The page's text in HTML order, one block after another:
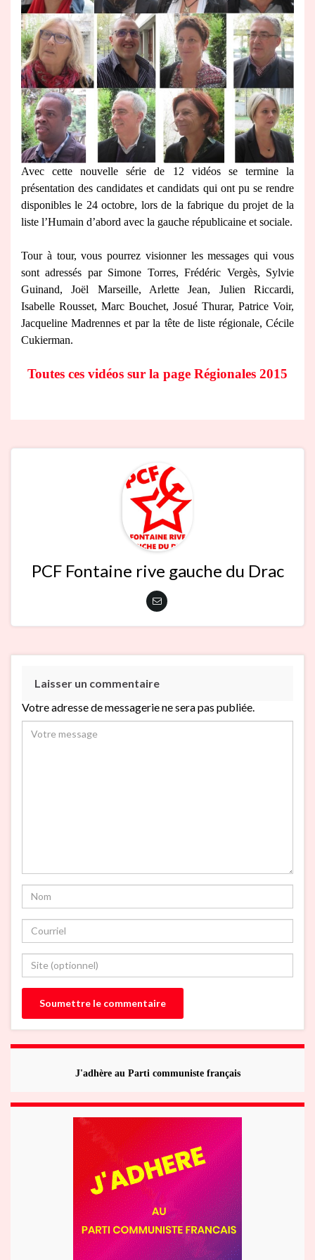
Avec cette nouvelle série de 12 vidéos se termine la
présentation des candidates et candidats qui ont pu se rendre
disponibles le 24 octobre, lors de la fabrique du projet de la
liste l’Humain d’abord avec la gauche républicaine et sociale.
Tour à tour, vous pourrez visionner les messages qui vous
sont adressés par Simone Torres, Frédéric Vergès, Sylvie
Guinand, Joël Marseille, Arlette Jean, Julien Riccardi,
Isabelle Rousset, Marc Bouchet, Josué Thurar, Patrice Voir,
Jacqueline Madrennes et par la tête de liste régionale, Cécile
Cukierman.
Toutes ces vidéos sur la page Régionales 2015
PCF Fontaine rive gauche du Drac
Laisser un commentaire
Votre adresse de messagerie ne sera pas publiée.
J'adhère au Parti communiste français